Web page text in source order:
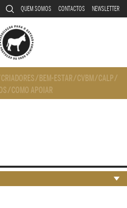
QUEM SOMOS CONTACTOS NEWSLETTER
CRIADORES/ BEM-ESTAR/CVBM/CALP/
/COMO APOIAR